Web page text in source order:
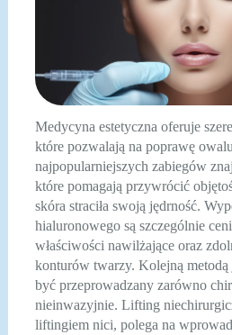
Medycyna estetyczna oferuje
które pozwalają na poprawę
najpopularniejszych zabiegów
które pomagają przywrócić
skóra straciła swoją jędrność.
hialuronowego są szczególnie
właściwości nawilżające oraz
konturów twarzy. Kolejną
być przeprowadzany zarówno
nieinwazyjnie. Lifting
liftingiem nici, polega na